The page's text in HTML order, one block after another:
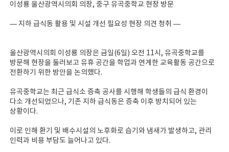
이성룡 울산광역시의회 의장, 중구 유곡중학교 현장 방문
— 지하 급식동 활용 및 시설 개선 필요성 현장 의견 청취 —
울산광역시의회 이성룡 의장은 금일(6일) 오전 11시, 유곡중학교를
방문해 현장을 둘러보고 유휴 공간을 학업과 연계한 교육활동 공간으로
전환하기 위한 방안을 논의했다.
유곡중학교는 최근 급식소 증축 공사를 시행해 학생들의 급식 환경이
다소 개선되었으나, 기존 지하 급식동은 증축 이후 방치되어 있는
상황이다.
이로 인해 환기 및 배수시설의 노후화로 습기와 냄새가 발생하고, 관리
인력과 비용 부담도 늘어나고 있다.